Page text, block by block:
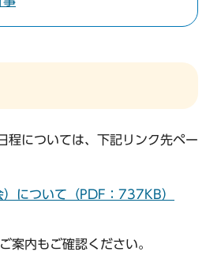
程については、下記リンク先ペー
）について（PDF：737KB）
案内もご確認ください。